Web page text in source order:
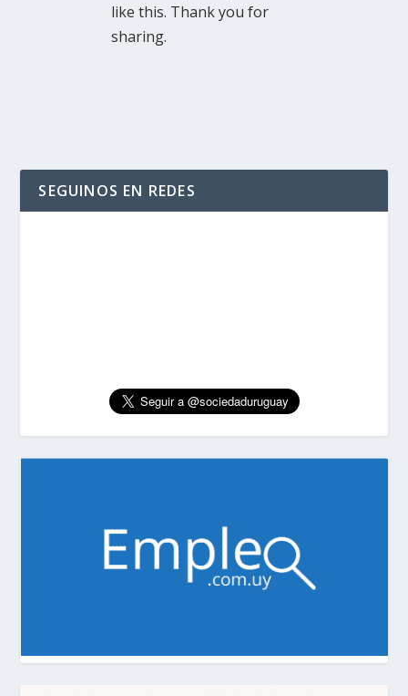
like this. Thank you for
sharing.
SEGUINOS EN REDES